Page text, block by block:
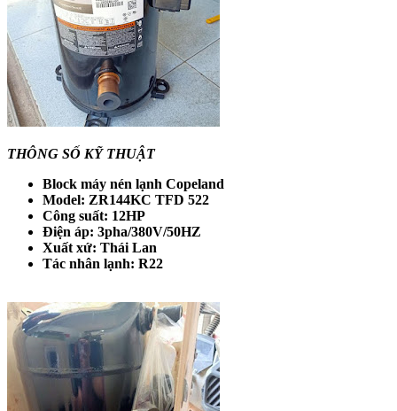
THÔNG SỐ KỸ THUẬT
Block máy nén lạnh Copeland
Model: ZR144KC TFD 522
Công suất: 12HP
Điện áp: 3pha/380V/50HZ
Xuất xứ: Thái Lan
Tác nhân lạnh: R22